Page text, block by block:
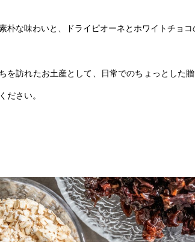
朴な味わいと、ドライピオーネとホワイトチョコ
を訪れたお土産として、日常でのちょっとした
ださい。